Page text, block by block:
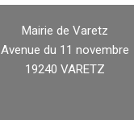
Mairie de Varetz
Avenue du 11 novembre
19240 VARETZ